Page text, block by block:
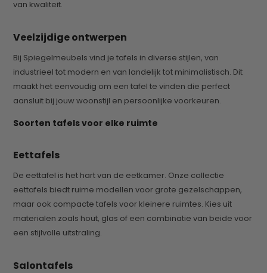
van kwaliteit.
Veelzijdige ontwerpen
Bij Spiegelmeubels vind je tafels in diverse stijlen, van
industrieel tot modern en van landelijk tot minimalistisch. Dit
maakt het eenvoudig om een tafel te vinden die perfect
aansluit bij jouw woonstijl en persoonlijke voorkeuren.
Soorten tafels voor elke ruimte
Eettafels
De eettafel is het hart van de eetkamer. Onze collectie
eettafels biedt ruime modellen voor grote gezelschappen,
maar ook compacte tafels voor kleinere ruimtes. Kies uit
materialen zoals hout, glas of een combinatie van beide voor
een stijlvolle uitstraling.
Salontafels